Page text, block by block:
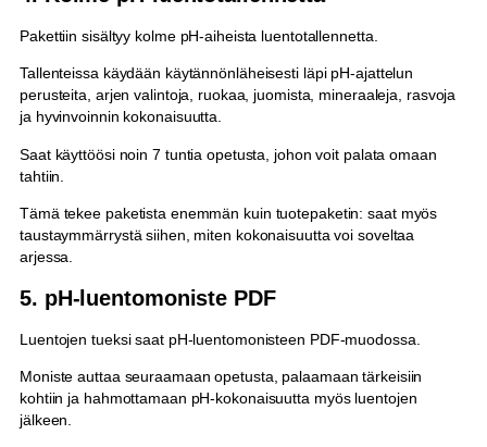
Pakettiin sisältyy kolme pH-aiheista luentotallennetta.
Tallenteissa käydään käytännönläheisesti läpi pH-ajattelun
perusteita, arjen valintoja, ruokaa, juomista, mineraaleja, rasvoja
ja hyvinvoinnin kokonaisuutta.
Saat käyttöösi noin 7 tuntia opetusta, johon voit palata omaan
tahtiin.
Tämä tekee paketista enemmän kuin tuotepaketin: saat myös
taustaymmärrystä siihen, miten kokonaisuutta voi soveltaa
arjessa.
5. pH-luentomoniste PDF
Luentojen tueksi saat pH-luentomonisteen PDF-muodossa.
Moniste auttaa seuraamaan opetusta, palaamaan tärkeisiin
kohtiin ja hahmottamaan pH-kokonaisuutta myös luentojen
jälkeen.